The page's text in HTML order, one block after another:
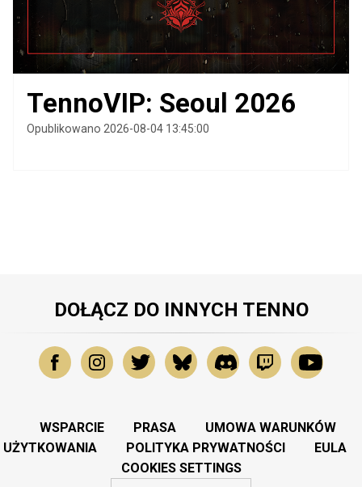
TennoVIP: Seoul 2026
Opublikowano 2026-08-04 13:45:00
DOŁĄCZ DO INNYCH TENNO
WSPARCIE PRASA
UMOWA WARUNKÓW
UŻYTKOWANIA
POLITYKA PRYWATNOŚCI
EULA
COOKIES SETTINGS